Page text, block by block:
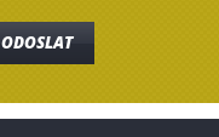
ODOSLAT